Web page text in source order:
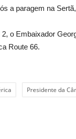
a paragem na
o Embaixador
Route 66.
Presidente da